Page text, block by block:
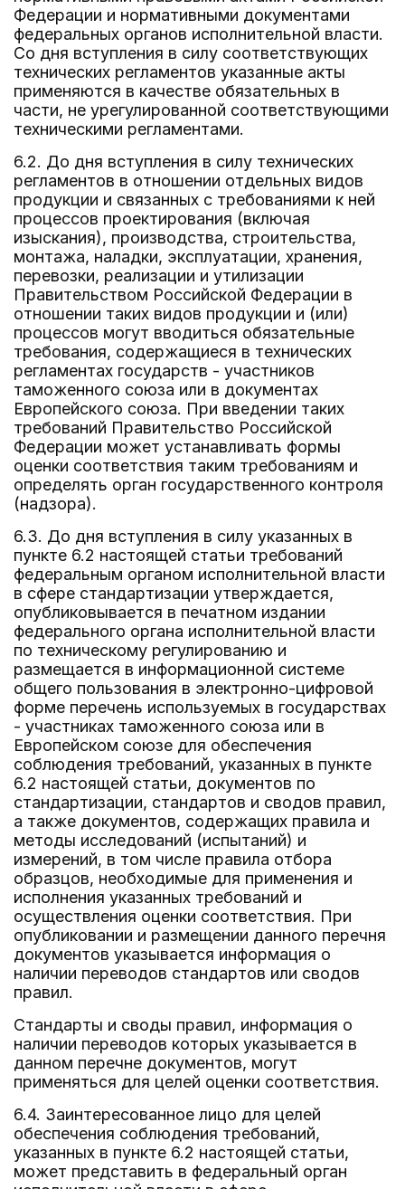
Федерации и нормативными документами
федеральных органов исполнительной власти.
Со дня вступления в силу соответствующих
технических регламентов указанные акты
применяются в качестве обязательных в
части, не урегулированной соответствующими
техническими регламентами.
6.2. До дня вступления в силу технических
регламентов в отношении отдельных видов
продукции и связанных с требованиями к ней
процессов проектирования (включая
изыскания), производства, строительства,
монтажа, наладки, эксплуатации, хранения,
перевозки, реализации и утилизации
Правительством Российской Федерации в
отношении таких видов продукции и (или)
процессов могут вводиться обязательные
требования, содержащиеся в технических
регламентах государств - участников
таможенного союза или в документах
Европейского союза. При введении таких
требований Правительство Российской
Федерации может устанавливать формы
оценки соответствия таким требованиям и
определять орган государственного контроля
(надзора).
6.3. До дня вступления в силу указанных в
пункте 6.2 настоящей статьи требований
федеральным органом исполнительной власти
в сфере стандартизации утверждается,
опубликовывается в печатном издании
федерального органа исполнительной власти
по техническому регулированию и
размещается в информационной системе
общего пользования в электронно-цифровой
форме перечень используемых в государствах
- участниках таможенного союза или в
Европейском союзе для обеспечения
соблюдения требований, указанных в пункте
6.2 настоящей статьи, документов по
стандартизации, стандартов и сводов правил,
а также документов, содержащих правила и
методы исследований (испытаний) и
измерений, в том числе правила отбора
образцов, необходимые для применения и
исполнения указанных требований и
осуществления оценки соответствия. При
опубликовании и размещении данного перечня
документов указывается информация о
наличии переводов стандартов или сводов
правил.
Стандарты и своды правил, информация о
наличии переводов которых указывается в
данном перечне документов, могут
применяться для целей оценки соответствия.
6.4. Заинтересованное лицо для целей
обеспечения соблюдения требований,
указанных в пункте 6.2 настоящей статьи,
может представить в федеральный орган